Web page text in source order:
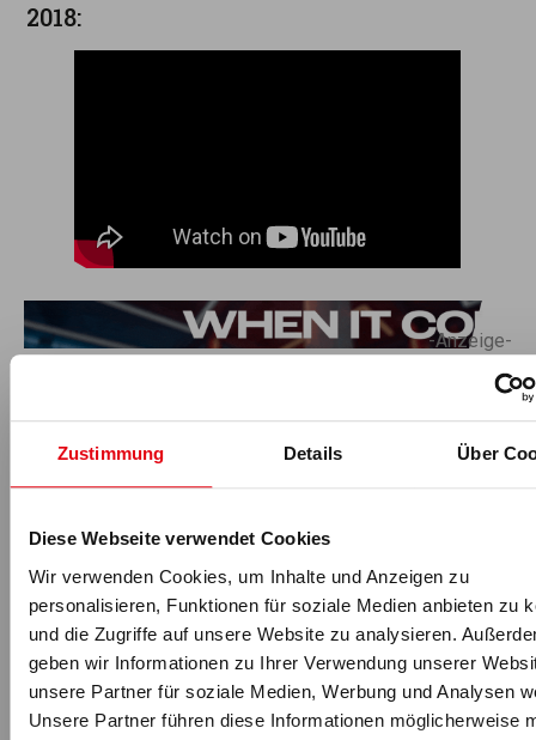
Zustimmung Details Über
Diese Webseite verwendet Cookies
Wir verwenden Cookies, um Inhalte und Anzeigen zu
personalisieren, Funktionen für soziale Medien anbieten zu
und die Zugriffe auf unsere Website zu analysieren.
geben wir Informationen zu Ihrer Verwendung unserer
unsere Partner für soziale Medien, Werbung und Analysen
Unsere Partner führen diese Informationen möglicherweise
2018:
-Anzeige-
Für fitness MANAGEMENT berichtet